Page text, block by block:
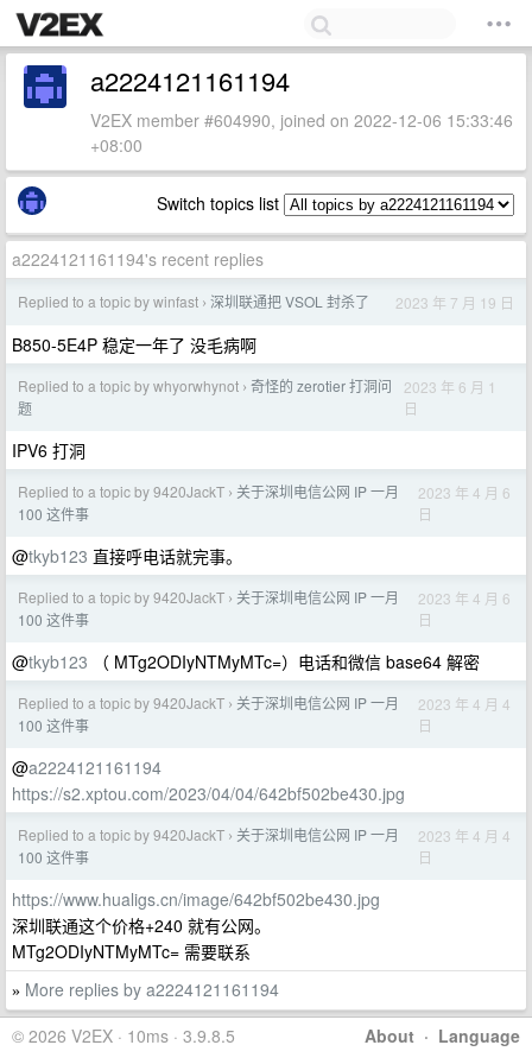
a2224121161194
V2EX member #604990, joined on 2022-12-06 15:33:46
+08:00
Switch topics list
a2224121161194's recent replies
Replied to a topic by winfast › 深圳联通把 VSOL 封杀了 2023 年 7 月 19 日
B850-5E4P 稳定一年了 没毛病啊
Replied to a topic by whyorwhynot › 奇怪的 zerotier 打洞问
题
2023 年 6 月 1
日
IPV6 打洞
Replied to a topic by 9420JackT › 关于深圳电信公网 IP 一月
100 这件事
2023 年 4 月 6
日
@tkyb123 直接呼电话就完事。
Replied to a topic by 9420JackT › 关于深圳电信公网 IP 一月
100 这件事
2023 年 4 月 6
日
@tkyb123 （ MTg2ODIyNTMyMTc=）电话和微信 base64 解密
Replied to a topic by 9420JackT › 关于深圳电信公网 IP 一月
100 这件事
2023 年 4 月 4
日
@a2224121161194
https://s2.xptou.com/2023/04/04/642bf502be430.jpg
Replied to a topic by 9420JackT › 关于深圳电信公网 IP 一月
100 这件事
2023 年 4 月 4
日
https://www.hualigs.cn/image/642bf502be430.jpg
深圳联通这个价格+240 就有公网。
MTg2ODIyNTMyMTc= 需要联系
» More replies by a2224121161194
About · Language
© 2026 V2EX · 10ms · 3.9.8.5